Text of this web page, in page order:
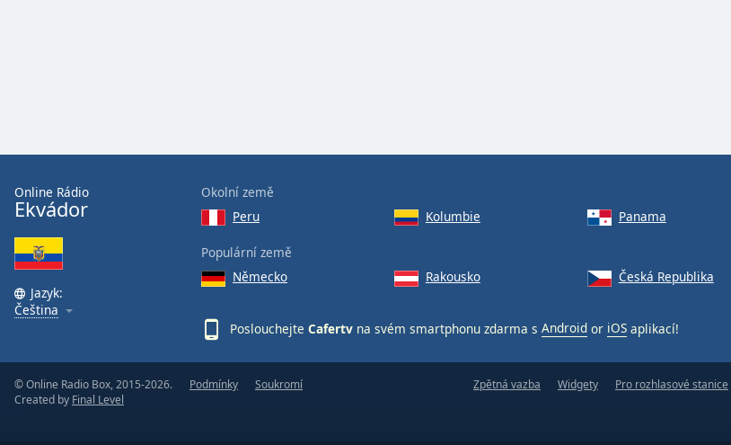
window.
Beginning
Escape
will
cancel
Online Rádio
Ekvádor
Jazyk:
Čeština
Okolní země
Peru
Kolumbie Panama
Populární země
Německo
Rakousko Česká Republika
Poslouchejte Cafertv na svém smartphonu zdarma s Android or iOS aplikací!
© Online Radio Box, 2015-2026.
Created by Final Level
Podmínky Soukromí Zpětná vazba Widgety Pro rozhlasové stanice